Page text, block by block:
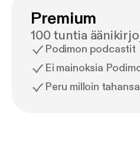
Premium
100 tuntia
Podimon podcastit
Ei mainoksia
Peru milloin tahansa